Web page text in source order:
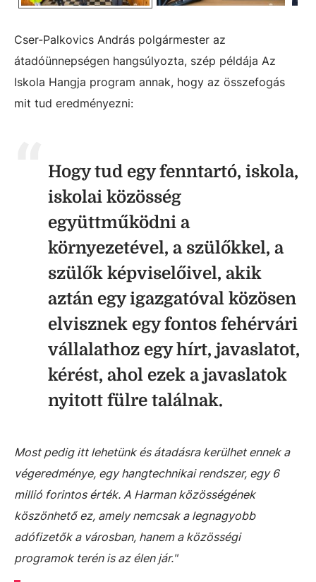
Cser-Palkovics András polgármester az
átadóünnepségen hangsúlyozta, szép példája Az
Iskola Hangja program annak, hogy az összefogás
mit tud eredményezni:
Hogy tud egy fenntartó, iskola,
iskolai közösség
együttműködni a
környezetével, a szülőkkel, a
szülők képviselőivel, akik
aztán egy igazgatóval közösen
elvisznek egy fontos fehérvári
vállalathoz egy hírt, javaslatot,
kérést, ahol ezek a javaslatok
nyitott fülre találnak.
Most pedig itt lehetünk és átadásra kerülhet ennek a
végeredménye, egy hangtechnikai rendszer, egy 6
millió forintos érték. A Harman közösségének
köszönhető ez, amely nemcsak a legnagyobb
adófizetők a városban, hanem a közösségi
programok terén is az élen jár."